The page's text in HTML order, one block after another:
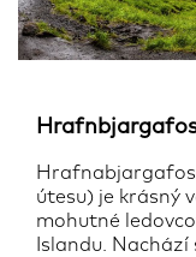
útesu) je krásný
mohutné
Islandu.